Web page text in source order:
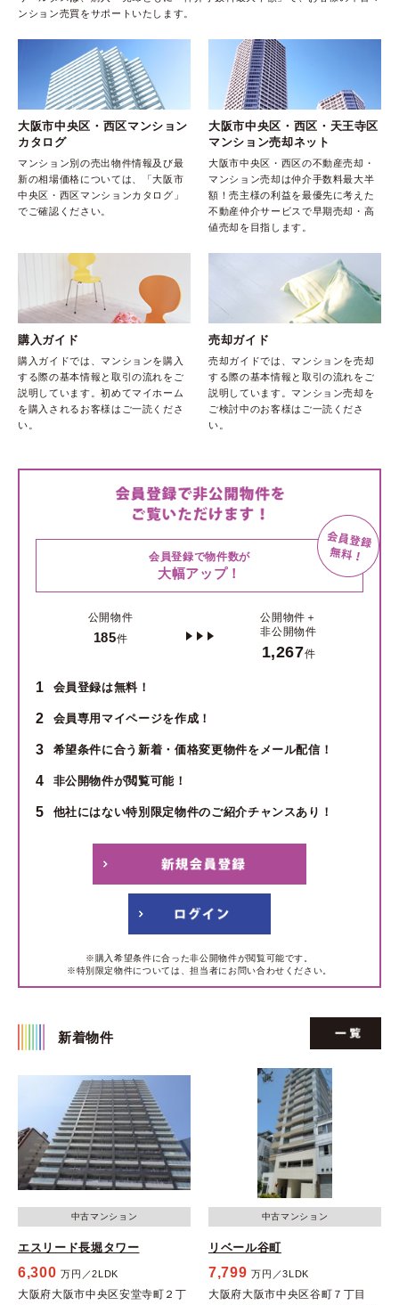
ンション売買をサポートいたします。
大阪市中央区・西区マンション
カタログ
マンション別の売出物件情報及び最
新の相場価格については、「大阪市
中央区・西区マンションカタログ」
でご確認ください。
大阪市中央区・西区・天王寺区
マンション売却ネット
大阪市中央区・西区の不動産売却・
マンション売却は仲介手数料最大半
額！売主様の利益を最優先に考えた
不動産仲介サービスで早期売却・高
値売却を目指します。
購入ガイド
購入ガイドでは、マンションを購入
する際の基本情報と取引の流れをご
説明しています。初めてマイホーム
を購入されるお客様はご一読くださ
い。
売却ガイド
売却ガイドでは、マンションを売却
する際の基本情報と取引の流れをご
説明しています。マンション売却を
ご検討中のお客様はご一読くださ
い。
会員登録で物件数が
大幅アップ！
公開物件
185件
公開物件＋
非公開物件
1,267件
1 会員登録は無料！
2 会員専用マイページを作成！
3 希望条件に合う新着・価格変更物件をメール配信！
4 非公開物件が閲覧可能！
5 他社にはない特別限定物件のご紹介チャンスあり！
※購入希望条件に合った非公開物件が閲覧可能です。
※特別限定物件については、担当者にお問い合わせください。
新着物件
中古マンション
エスリード長堀タワー
6,300 万円／2LDK
大阪府大阪市中央区安堂寺町２丁
中古マンション
リベール谷町
7,799 万円／3LDK
大阪府大阪市中央区谷町７丁目